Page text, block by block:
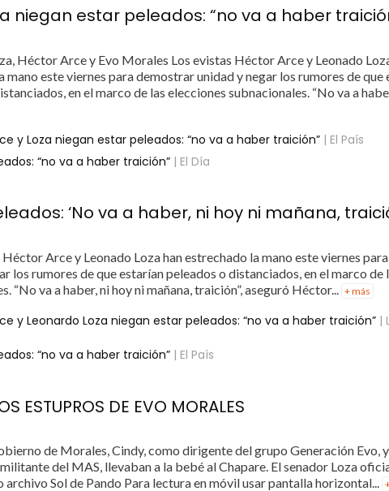
niegan estar peleados: “no va a haber
Héctor Arce y Evo Morales Los evistas Héctor Arce y Leonado
mano este viernes para demostrar unidad y negar los rumores de que
en el marco de las elecciones subnacionales. “No va a
y Loza niegan estar peleados: “no va a haber traición” | El País
“no va a haber traición” | El Día
‘No va a haber, ni hoy ni mañana,
Héctor Arce y Leonado Loza han estrechado la mano este viernes
los rumores de que estarían peleados o distanciados, en el marco de
“No va a haber, ni hoy ni mañana, traición”, aseguró Héctor... + más
y Leonardo Loza niegan estar peleados: “no va a haber traición” |
“no va a haber traición” | El País
ESTUPROS DE EVO MORALES
de Morales, Cindy, como dirigente del grupo Generación Evo,
del MAS, llevaban a la bebé al Chapare. El senador Loza
archivo Sol de Pando Para lectura en móvil usar pantalla horizontal...